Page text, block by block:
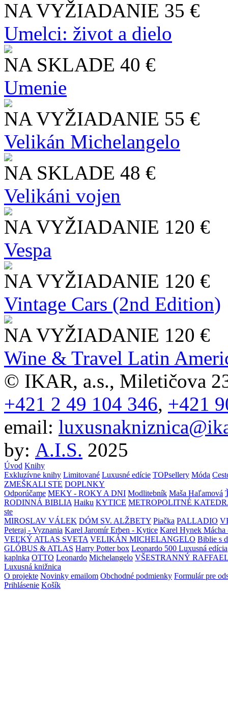
NA VYŽIADANIE 35 €
Umelci: život a dielo
NA SKLADE 40 €
Umenie
NA VYŽIADANIE 55 €
Velikán Michelangelo
NA SKLADE 48 €
Velikáni vojen
NA VYŽIADANIE 120 €
Vespa
NA VYŽIADANIE 120 €
Vintage Cars (2nd Edition)
NA VYŽIADANIE 120 €
Wine & Travel Latin
© IKAR, a.s., Miletičova
+421 2 49 104 346, +421
email:
by: A.I.S. 2025
Úvod Knihy
Exkluzívne knihy Limitované Luxusné edície TOPsellery Móda
ZMEŠKALI STE DOPLNKY
Odporúčame MEKY - ROKY A DNI Modlitebník Maša Haľamová
RODINNÁ BIBLIA Haiku KYTICE METROPOLITNÉ
ste
MIROSLAV VÁLEK DÓM SV. ALŽBETY Piačka PALLADIO
Peteraj - Vyznania Karel Jaromír Erben - Kytice Karel Hynek Mácha
VEĽKÝ ATLAS SVETA VELIKÁN MICHELANGELO Biblie s
GLÓBUS & ATLAS Harry Potter box Leonardo 500 Luxusná edícia
kaplnka OTTO Leonardo Michelangelo VŠESTRANNÝ
Luxusná knižnica
O projekte Novinky emailom Obchodné podmienky Formulár pre
Prihlásenie Košík